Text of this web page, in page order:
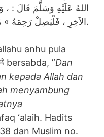
اللهُ عَلَيْهِ وَسَلَّمَ قَالَ : ،
الآخِرِ ، فَلْيَصِلْ رَحِمَهُ » مُتَّفَقٌ عَلَيْهِ.
anhu pula
bahwasanya Rasulullah ﷺ bersabda, ”Dan
kepada Allah dan
menyambung
‘alaih. Hadits
dan Muslim no.